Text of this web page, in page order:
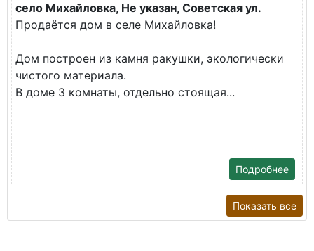
село Михайловка, Не указан, Советская ул.
Продаётся дом в селе Михайловка!
Дом построен из камня ракушки, экологически
чистого материала.
В доме 3 комнаты, отдельно стоящая...
Подробнее
Показать все